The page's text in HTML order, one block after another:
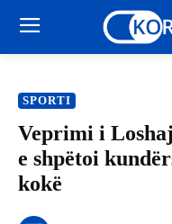
SPORTI
Veprimi i
e shpëtoi
kokë